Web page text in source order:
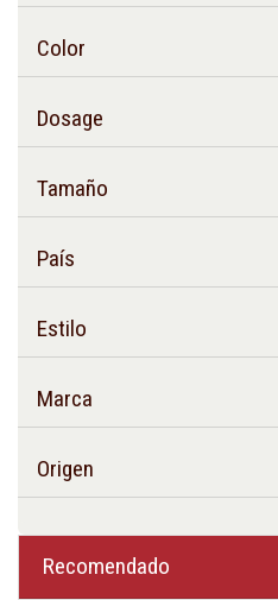
Color
Dosage
Tamaño
País
Estilo
Marca
Origen
Recomendado